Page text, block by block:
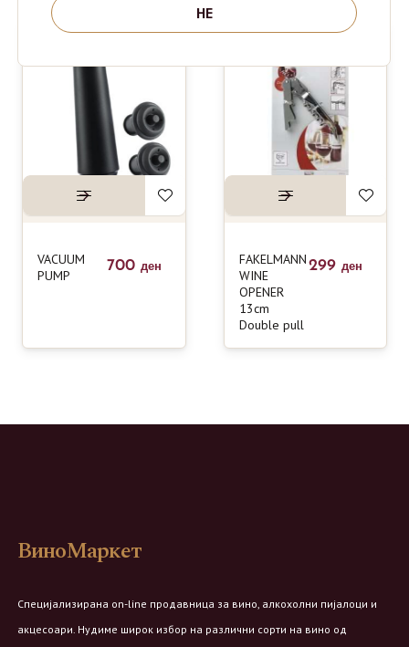
VACUUM
PUMP
700 ден
FAKELMANN
WINE
OPENER
13cm
Double pull
299 ден
ВиноМаркет
Специјализирана on-line продавница за вино, алкохолни пијалоци и
акцесоари. Нудиме широк избор на различни сорти на вино од
НЕ